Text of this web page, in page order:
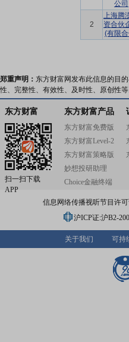
公司
2
上海腾
资合伙
(有限
郑重声明： 东方财富网发布此信息的目
性、完整性、有效性、及时性、原创性
东方财富
扫一扫下载
APP
东方财富产品
东方财富免费版
东方财富Level-2
东方财富策略版
妙想投研助理
Choice金融终端
信息网络传播视听节目许可
沪ICP证:沪B2-
关于我们 可持